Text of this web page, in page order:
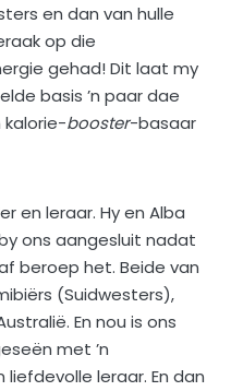
en dan van hulle
op die
gehad! Dit laat my
basis ’n paar dae
kalorie-booster-basaar
en leraar. Hy en Alba
ons aangesluit nadat
beroep het. Beide van
(Suidwesters),
En nou is ons
met ’n
leraar. En dan